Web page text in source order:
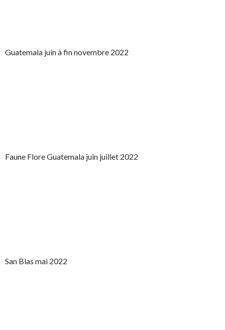
Guatemala juin à fin novembre 2022
Faune Flore Guatemala juin juillet 2022
San Blas mai 2022